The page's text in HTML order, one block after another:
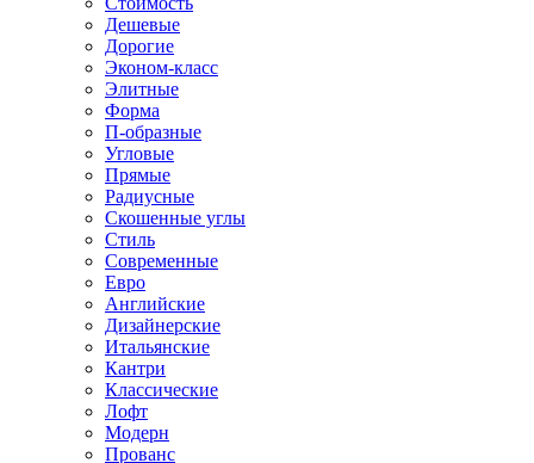
Дешевые
Дорогие
Эконом-класс
Элитные
Форма
П-образные
Угловые
Прямые
Радиусные
Скошенные углы
Стиль
Современные
Евро
Английские
Дизайнерские
Итальянские
Кантри
Классические
Лофт
Модерн
Прованс